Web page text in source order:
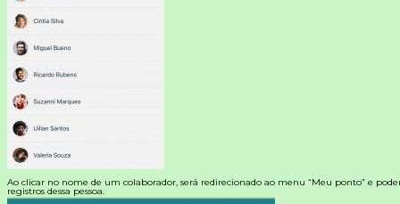
Ao clicar no nome de um colaborador, será redirecionado ao menu “Meu ponto” e
registros dessa pessoa.